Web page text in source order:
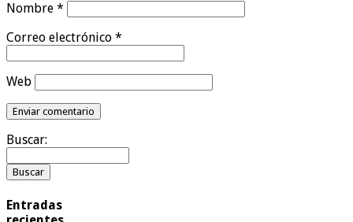
Nombre *
Correo electrónico *
Web
Buscar:
Entradas